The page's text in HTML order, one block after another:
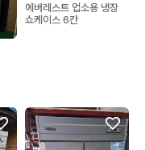
에버레스트 업소용 냉장
쇼케이스 6칸